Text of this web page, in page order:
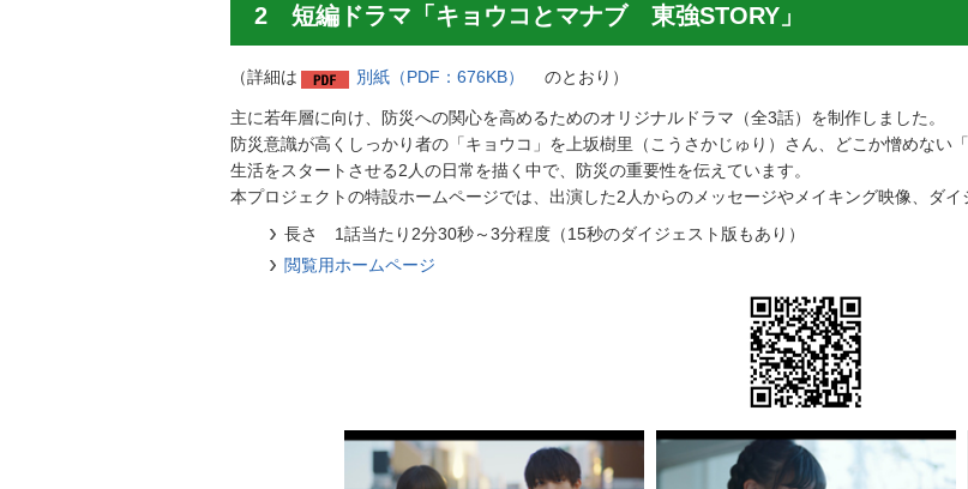
2 短編ドラマ「キョウコとマナブ 東強STORY」
（詳細は 別紙（PDF：676KB） のとおり）
主に若年層に向け、防災への関心を高めるためのオリジナルドラマ（全3話）を制作しました。
防災意識が高くしっかり者の「キョウコ」を上坂樹里（こうさかじゅり）さん、どこか憎めない
生活をスタートさせる2人の日常を描く中で、防災の重要性を伝えています。
本プロジェクトの特設ホームページでは、出演した2人からのメッセージやメイキング映像、ダイ
長さ 1話当たり2分30秒～3分程度（15秒のダイジェスト版もあり）
閲覧用ホームページ